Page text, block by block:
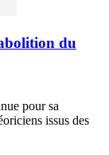
du
pour sa
issus des